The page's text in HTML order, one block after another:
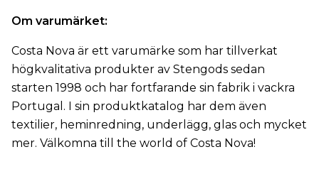
Om varumärket:
Costa Nova är ett varumärke som har tillverkat
högkvalitativa produkter av Stengods sedan
starten 1998 och har fortfarande sin fabrik i vackra
Portugal. I sin produktkatalog har dem även
textilier, heminredning, underlägg, glas och mycket
mer. Välkomna till the world of Costa Nova!